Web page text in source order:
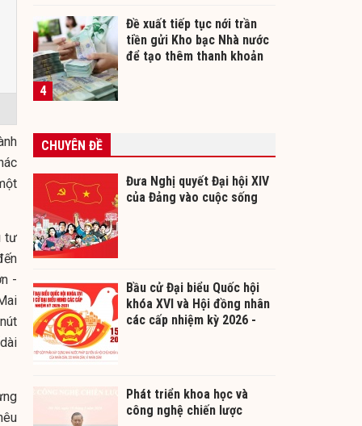
tư
-
4
Đề xuất tiếp tục nới trần
tiền gửi Kho bạc Nhà nước
để tạo thêm thanh khoản
CHUYÊN ĐỀ
Đưa Nghị quyết Đại hội XIV
của Đảng vào cuộc sống
Bầu cử Đại biểu Quốc hội
khóa XVI và Hội đồng nhân
các cấp nhiệm kỳ 2026 -
Phát triển khoa học và
công nghệ chiến lược